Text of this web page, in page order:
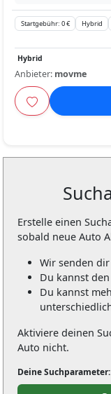
Startgebühr: 0 € Hybrid
Hybrid
Anbieter: movme
Erstelle einen
sobald neue Auto
Wir senden
Du kannst
Du kannst
Aktiviere deinen
Auto nicht.
Deine Suchparameter: